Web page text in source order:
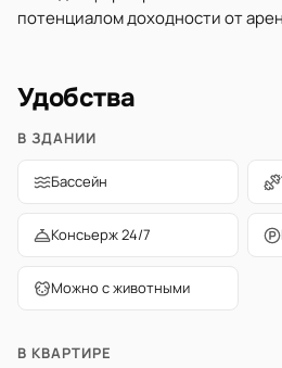
потенциалом доходности от
Удобства
В ЗДАНИИ
Бассейн
Консьерж 24/7
Можно с животными
В КВАРТИРЕ